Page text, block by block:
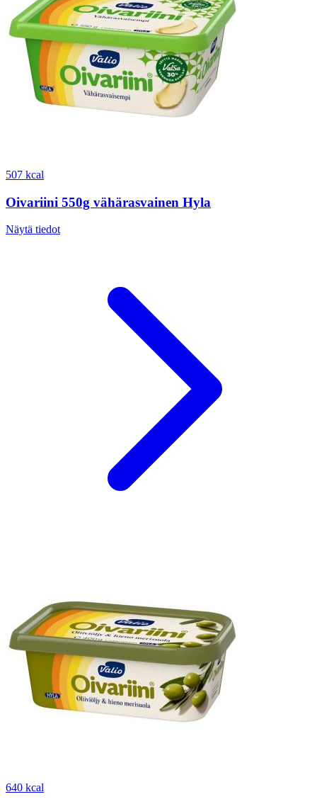
507 kcal
Oivariini 550g vähärasvainen Hyla
Näytä tiedot
640 kcal